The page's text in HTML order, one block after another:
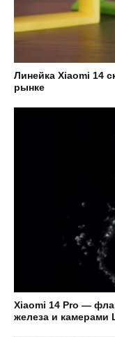
Линейка Xiaomi 14
рынке
Xiaomi 14 Pro —
железа и камерами